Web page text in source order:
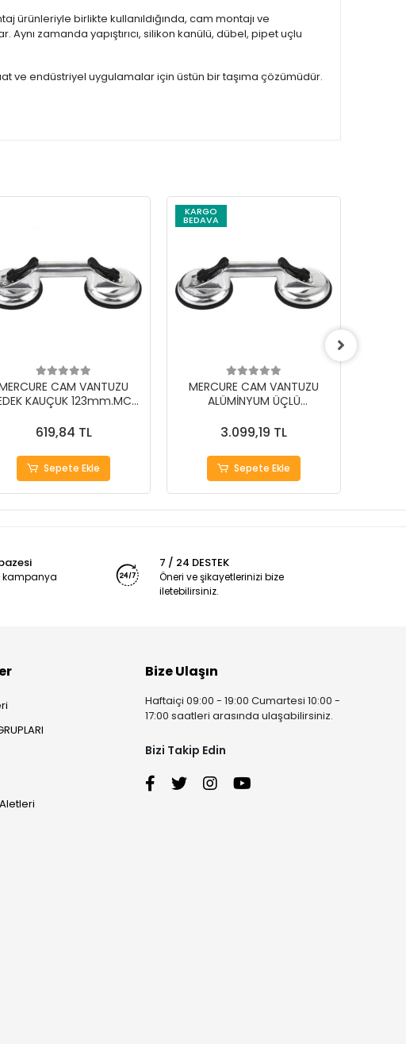
ürünleriyle birlikte kullanıldığında, cam montajı ve
zamanda yapıştırıcı, silikon kanülü, dübel, pipet uçlu
ve endüstriyel uygulamalar için üstün bir taşıma çözümüdür.
CAM VANTUZU
KAUÇUK 123mm.MC-
619,84 TL
Sepete Ekle
KARGO
BEDAVA
MERCURE CAM VANTUZU
ALÜMİNYUM ÜÇLÜ
3.099,19 TL
Sepete Ekle
kampanya
7 / 24 DESTEK
Öneri ve şikayetlerinizi bize
iletebilirsiniz.
Bize Ulaşın
Haftaiçi 09:00 - 19:00 Cumartesi 10:00 -
17:00 saatleri arasında ulaşabilirsiniz.
Bizi Takip Edin